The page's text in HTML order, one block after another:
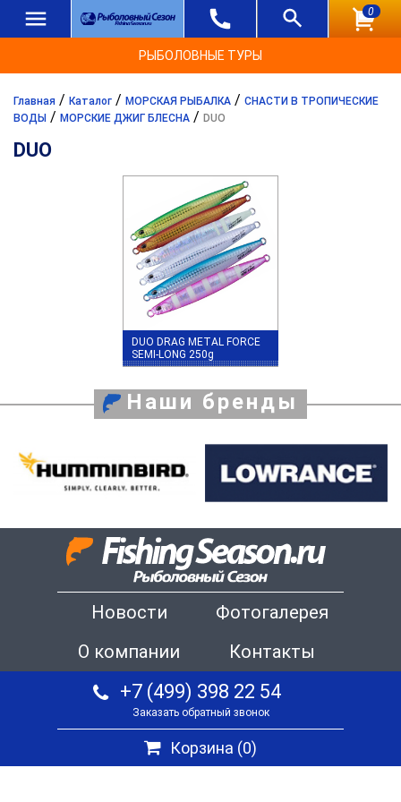
0
РЫБОЛОВНЫЕ ТУРЫ
Главная / Каталог / МОРСКАЯ РЫБАЛКА / СНАСТИ В ТРОПИЧЕСКИЕ
ВОДЫ / МОРСКИЕ ДЖИГ БЛЕСНА / DUO
DUO
DUO DRAG METAL FORCE
SEMI-LONG 250g
Наши бренды
Новости
Фотогалерея
О компании
Контакты
+7 (499) 398 22 54
Заказать обратный звонок
Корзина (0)